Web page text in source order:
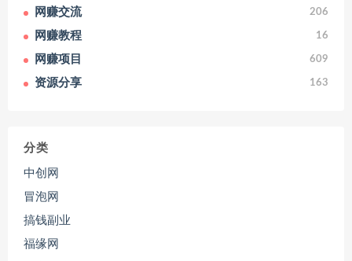
网赚交流 206
网赚教程 16
网赚项目 609
资源分享 163
分类
中创网
冒泡网
搞钱副业
福缘网